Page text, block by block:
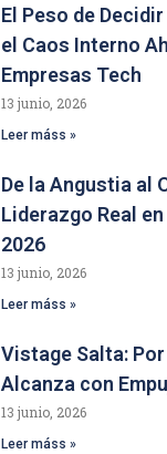
El Peso de
el Caos Interno
Empresas Tech
13 junio, 2026
Leer máss »
De la Angustia al
Liderazgo Real
2026
13 junio, 2026
Leer máss »
Vistage Salta: Por
Alcanza con
13 junio, 2026
Leer máss »